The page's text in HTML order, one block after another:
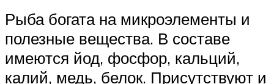
Рыба богата на микроэлементы и
полезные вещества. В составе
имеются йод, фосфор, кальций,
калий, медь, белок. Присутствуют и